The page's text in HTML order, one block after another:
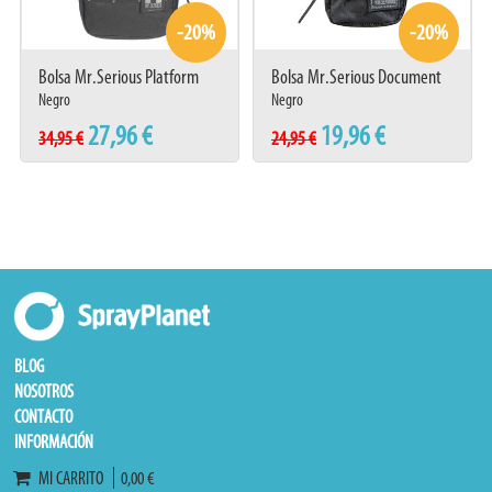
-20%
Bolsa Mr.Serious Platform
Pouch
Negro
34,95 € 27,96 €
-20%
Bolsa Mr.Serious Document
Pouch
Negro
24,95 € 19,96 €
BLOG
NOSOTROS
CONTACTO
INFORMACIÓN
MI CARRITO
0,00 €